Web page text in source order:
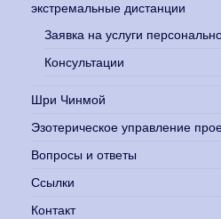
экстремальные дистанции
Заявка на услуги
Консультации
Шри Чинмой
Эзотерическое управление
Вопросы и ответы
Ссылки
Контакт